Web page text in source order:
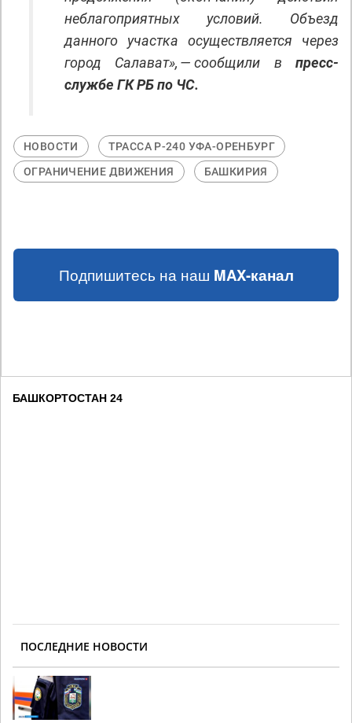
неблагоприятных условий. Объезд
данного участка осуществляется через
город Салават», — сообщили в пресс-
службе ГК РБ по ЧС.
НОВОСТИ
ТРАССА Р-240 УФА-ОРЕНБУРГ
ОГРАНИЧЕНИЕ ДВИЖЕНИЯ
БАШКИРИЯ
Подпишитесь на наш MAX-канал
БАШКОРТОСТАН 24
ПОСЛЕДНИЕ НОВОСТИ